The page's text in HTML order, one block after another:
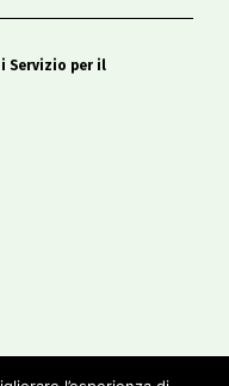
Servizio per il